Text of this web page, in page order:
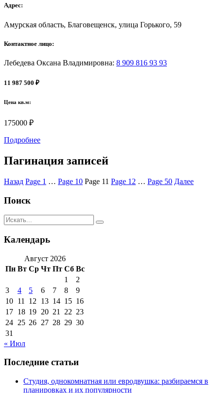
Адрес:
Амурская область, Благовещенск, улица Горького, 59
Контактное лицо:
Лебедева Оксана Владимировна: 8 909 816 93 93
11 987 500 ₽
Цена кв.м:
175000 ₽
Подробнее
Пагинация записей
Назад Page 1 … Page 10 Page 11 Page 12 … Page 50 Далее
Поиск
Календарь
Август 2026
Пн Вт Ср Чт Пт Сб Вс
1
2
3
4 5 6 7 8
9
10 11 12 13 14 15 16
17 18 19 20 21 22 23
24 25 26 27 28 29 30
31
« Июл
Последние статьи
Студия, однокомнатная или евродвушка: разбираемся в
планировках и их популярности